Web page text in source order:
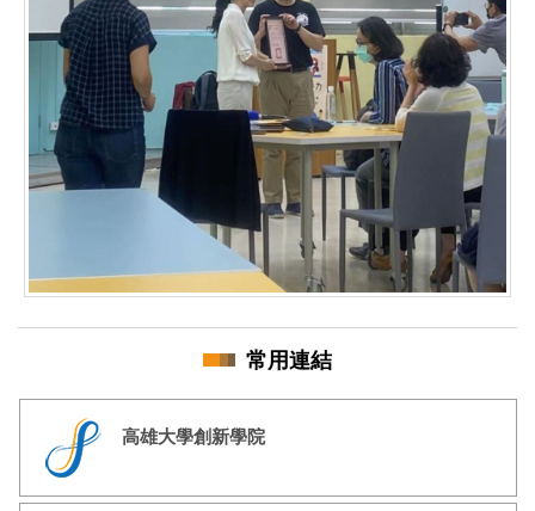
常用連結
高雄大學創新學院